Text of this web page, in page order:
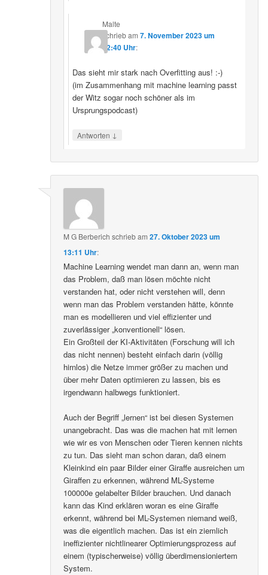
Malte
schriebam7. November 2023 um
22:40 Uhr:
Das sieht mir stark nach Overfitting aus! :-)
(im Zusammenhang mit machine learning passt
der Witz sogar noch schöner als im
Ursprungspodcast)
Antworten ↓
M G Berberich schriebam27. Oktober 2023 um
13:11 Uhr:
Machine Learning wendet man dann an, wenn man
das Problem, daß man lösen möchte nicht
verstanden hat, oder nicht verstehen will, denn
wenn man das Problem verstanden hätte, könnte
man es modellieren und viel effizienter und
zuverlässiger „konventionell“ lösen.
Ein Großteil der KI-Aktivitäten (Forschung will ich
das nicht nennen) besteht einfach darin (völlig
hirnlos) die Netze immer größer zu machen und
über mehr Daten optimieren zu lassen, bis es
irgendwann halbwegs funktioniert.
Auch der Begriff „lernen“ ist bei diesen Systemen
unangebracht. Das was die machen hat mit lernen
wie wir es von Menschen oder Tieren kennen nichts
zu tun. Das sieht man schon daran, daß einem
Kleinkind ein paar Bilder einer Giraffe ausreichen um
Giraffen zu erkennen, während ML-Systeme
100000e gelabelter Bilder brauchen. Und danach
kann das Kind erklären woran es eine Giraffe
erkennt, während bei ML-Systemen niemand weiß,
was die eigentlich machen. Das ist ein ziemlich
ineffizienter nichtlinearer Optimierungsprozess auf
einem (typischerweise) völlig überdimensioniertem
System.